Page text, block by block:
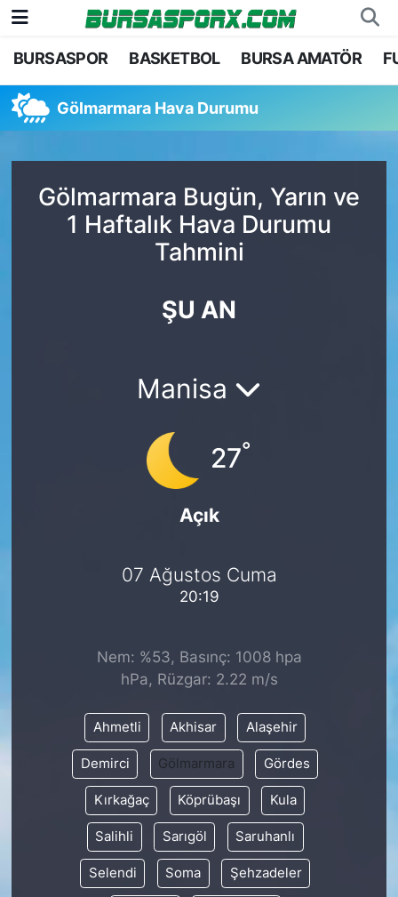
BURSASPOR BASKETBOL BURSA AMATÖR
Gölmarmara Hava Durumu
Gölmarmara Bugün, Yarın ve
1 Haftalık Hava Durumu
Tahmini
ŞU AN
Manisa
27°
Açık
07 Ağustos Cuma
20:19
Nem: %53, Basınç: 1008 hpa
hPa, Rüzgar: 2.22 m/s
Ahmetli Akhisar Alaşehir
Demirci Gölmarmara Gördes
Kırkağaç Köprübaşı Kula
Salihli Sarıgöl Saruhanlı
Selendi Soma Şehzadeler
Bursaspor
Futbol
Basketbol
Bursa Amatör
Bursa Nöbetçi Eczaneler
Bursa Hava Durumu
Bursa Namaz Vakitleri
Bursa Trafik Yoğunluk Haritası
TFF 1.Lig Puan Durumu ve Fikstür
Haber Arşivi